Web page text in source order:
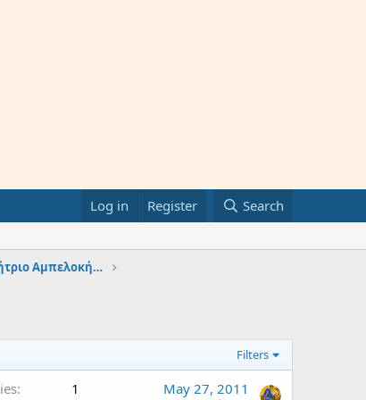
Log in Register Search
Πρωτοψάλτης στον Αγ. Δημήτριο Αμπελοκήπων (1966-19
Filters
1 May 27, 2011